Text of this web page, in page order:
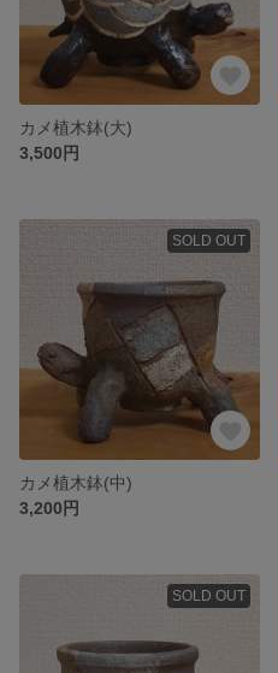
カメ植木鉢(大)
3,500円
SOLD OUT
カメ植木鉢(中)
3,200円
SOLD OUT